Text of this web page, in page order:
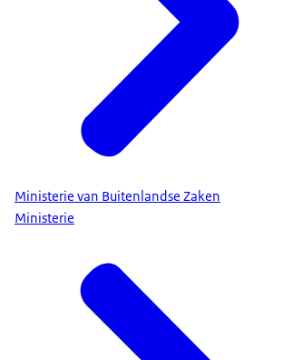
Ministerie van Buitenlandse Zaken
Ministerie